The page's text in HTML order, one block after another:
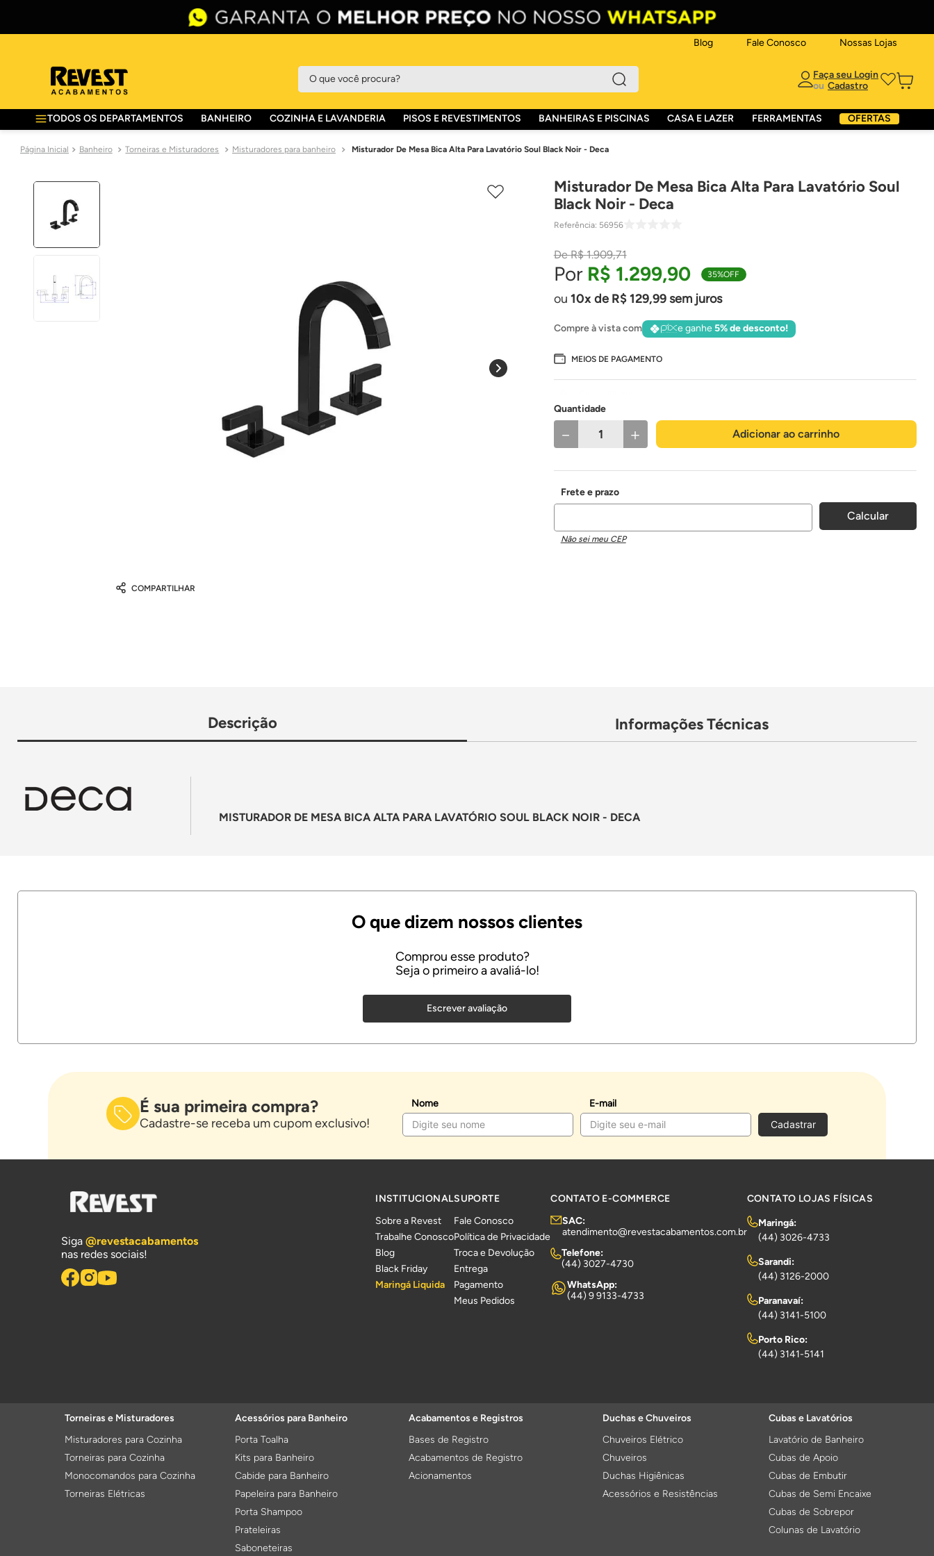
Blog Fale Conosco Nossas Lojas
O que você procura?
ou
TODOS OS DEPARTAMENTOS BANHEIRO COZINHA E LAVANDERIA PISOS E REVESTIMENTOS BANHEIRAS E PISCINAS CASA E LAZER FERRAMENTAS OFERTAS
Banheiro Torneiras e Misturadores Misturadores para banheiro Misturador De Mesa Bica Alta Para Lavatório Soul Black Noir - Deca
COMPARTILHAR
Misturador De Mesa Bica Alta Para Lavatório Soul
Black Noir - Deca
Referência: 56956
R$ 1.909,71
R$ 1.299,90 35%OFF
10 de R$129,99sem juros
Compre à vista com e ganhe5% de desconto!
MEIOS DE PAGAMENTO
Quantidade
＋
－ Adicionar ao carrinho
Não sei meu CEP
Descrição Informações Técnicas
MISTURADOR DE MESA BICA ALTA PARA LAVATÓRIO SOUL BLACK NOIR - DECA
Escrever avaliação
É sua primeira compra?
Cadastre-se receba um cupom exclusivo!
Nome
E-mail
Cadastrar
Siga @revestacabamentos
nas redes sociais!
INSTITUCIONAL
Sobre a Revest
Trabalhe Conosco
Blog
Black Friday
Maringá Liquida
SUPORTE
Fale Conosco
Política de Privacidade
Troca e Devolução
Entrega
Pagamento
Meus Pedidos
CONTATO E-COMMERCE
SAC:
atendimento@revestacabamentos.com.br
Telefone:
(44) 3027-4730
WhatsApp:
(44) 9 9133-4733
CONTATO LOJAS FÍSICAS
Maringá:
(44) 3026-4733
Sarandi:
(44) 3126-2000
Paranavaí:
(44) 3141-5100
Porto Rico:
(44) 3141-5141
Torneiras e Misturadores
Misturadores para Cozinha
Torneiras para Cozinha
Monocomandos para Cozinha
Torneiras Elétricas
Acessórios para Banheiro
Porta Toalha
Kits para Banheiro
Cabide para Banheiro
Papeleira para Banheiro
Porta Shampoo
Prateleiras
Saboneteiras
Acabamentos e Registros
Bases de Registro
Acabamentos de Registro
Acionamentos
Duchas e Chuveiros
Chuveiros Elétrico
Chuveiros
Duchas Higiênicas
Acessórios e Resistências
Cubas e Lavatórios
Lavatório de Banheiro
Cubas de Apoio
Cubas de Embutir
Cubas de Semi Encaixe
Cubas de Sobrepor
Colunas de Lavatório